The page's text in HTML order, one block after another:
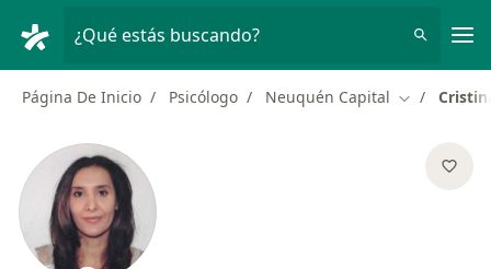
¿Qué estás buscando?
Página De Inicio Psicólogo Neuquén Capital Cambiar de